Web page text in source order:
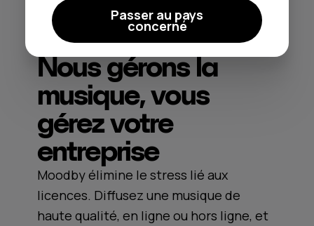
Nous gérons la
musique, vous
gérez votre
entreprise
Moodby élimine le stress lié aux
licences. Diffusez une musique de
haute qualité, en ligne ou hors ligne, et
Passer au pays
concerné